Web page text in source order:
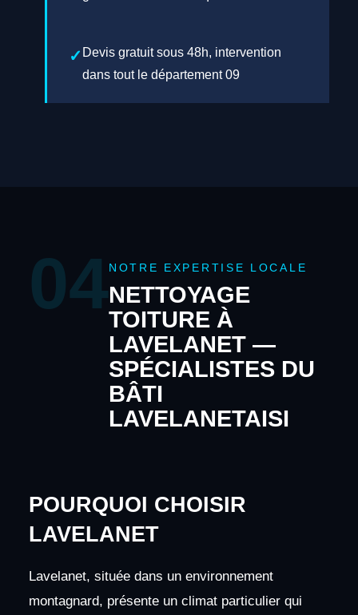
Devis gratuit sous 48h, intervention
dans tout le département 09
04 NOTRE EXPERTISE LOCALE
NETTOYAGE
TOITURE À
LAVELANET —
SPÉCIALISTES DU
BÂTI
LAVELANETAISI
POURQUOI CHOISIR
LAVELANET
Lavelanet, située dans un environnement
montagnard, présente un climat particulier qui